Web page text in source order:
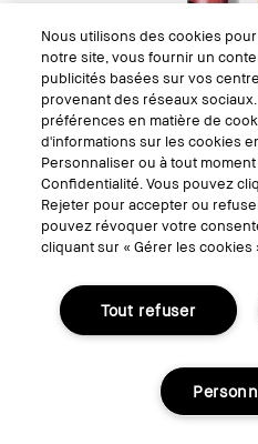
Luxe Shine Intense Lipstick
Nous utilisons des cookies
notre site, vous fournir un
publicités basées sur vos
provenant des réseaux
préférences en matière de
d'informations sur les cookies
Personnaliser ou à tout
Confidentialité. Vous pouvez
Rejeter pour accepter ou
pouvez révoquer votre
cliquant sur « Gérer les cookies
Tout refuser